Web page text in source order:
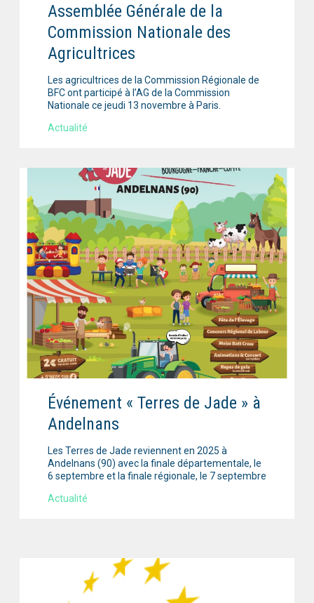
Assemblée Générale de la
Commission Nationale des
Agricultrices
Les agricultrices de la Commission Régionale de
BFC ont participé à l’AG de la Commission
Nationale ce jeudi 13 novembre à Paris.
Actualité
Événement « Terres de Jade » à
Andelnans
Les Terres de Jade reviennent en 2025 à
Andelnans (90) avec la finale départementale, le
6 septembre et la finale régionale, le 7 septembre
Actualité